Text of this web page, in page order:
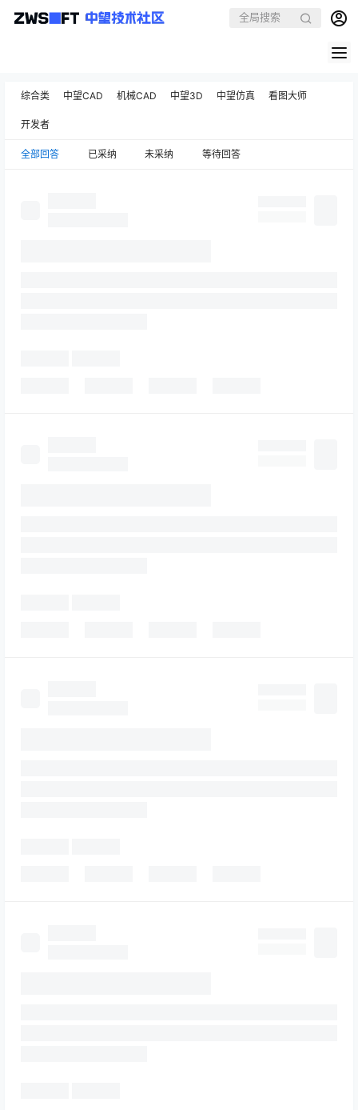
综合类 中望CAD 机械CAD 中望3D 中望仿真 看图大师
开发者
全部回答 已采纳 未采纳 等待回答